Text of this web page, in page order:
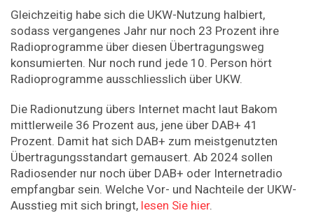
Gleichzeitig habe sich die UKW-Nutzung halbiert,
sodass vergangenes Jahr nur noch 23 Prozent ihre
Radioprogramme über diesen Übertragungsweg
konsumierten. Nur noch rund jede 10. Person hört
Radioprogramme ausschliesslich über UKW.
Die Radionutzung übers Internet macht laut Bakom
mittlerweile 36 Prozent aus, jene über DAB+ 41
Prozent. Damit hat sich DAB+ zum meistgenutzten
Übertragungsstandart gemausert. Ab 2024 sollen
Radiosender nur noch über DAB+ oder Internetradio
empfangbar sein. Welche Vor- und Nachteile der UKW-
Ausstieg mit sich bringt, lesen Sie hier.